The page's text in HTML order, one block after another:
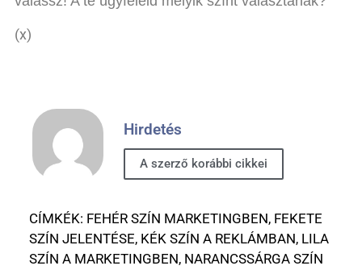
(x)
Hirdetés
A szerző korábbi cikkei
CÍMKÉK: FEHÉR SZÍN MARKETINGBEN, FEKETE
SZÍN JELENTÉSE, KÉK SZÍN A REKLÁMBAN, LILA
SZÍN A MARKETINGBEN, NARANCSSÁRGA SZÍN